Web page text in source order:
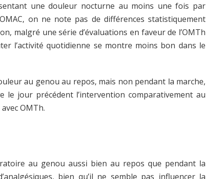
une douleur nocturne au moins une fois par
on ne note pas de différences statistiquement
malgré une série d’évaluations en faveur de l’OMTh
l’activité quotidienne se montre moins bon dans le
au genou au repos, mais non pendant la marche,
le jour précédent l’intervention comparativement au
OMTh.
au genou aussi bien au repos que pendant la
bien qu’il ne semble pas influencer la